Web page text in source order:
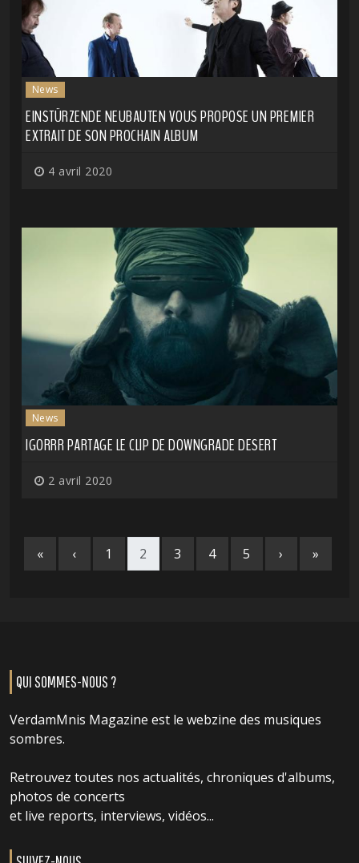
News
EINSTÜRZENDE NEUBAUTEN VOUS PROPOSE UN PREMIER
EXTRAIT DE SON PROCHAIN ALBUM
4 avril 2020
News
IGORRR PARTAGE LE CLIP DE DOWNGRADE DESERT
2 avril 2020
« ‹ 1 2 3 4 5 › »
QUI SOMMES-NOUS ?
VerdamMnis Magazine est le webzine des musiques
sombres.
Retrouvez toutes nos actualités, chroniques d'albums,
photos de concerts
et live reports, interviews, vidéos...